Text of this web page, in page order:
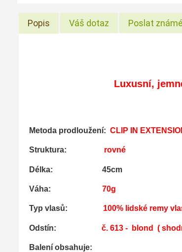
Popis Váš dotaz Poslat
Luxusní,
Metoda prodloužení:CLIP IN
Struktura: rovné
Délka: 45cm
Váha: 70g
Typ vlasů: 100% lidské remy
Odstín: č. 613 - blond(
Balení obsahuje: